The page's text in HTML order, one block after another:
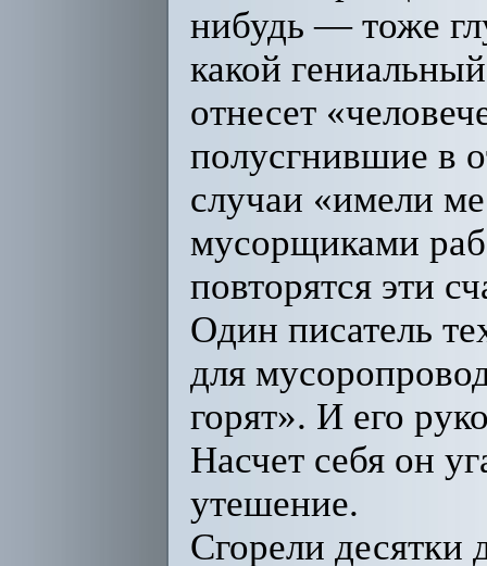
нибудь — тоже
какой
отнесет
полусгнившие в
случаи «имели
мусорщиками
повторятся эти
Один писатель
для
горят». И его
Насчет себя он
утешение.
Сгорели десятки